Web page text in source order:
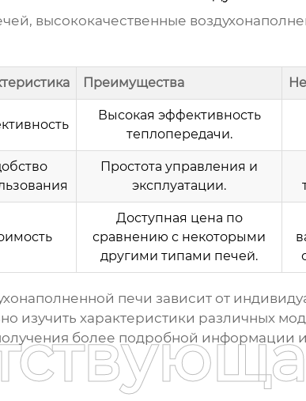
высококачественные
Преимущества
Высокая эффективность
теплопередачи.
Простота управления и
эксплуатации.
Доступная цена по
сравнению с некоторыми
другими типами печей.
печи зависит от
изучить характеристики различных
более подробной информации